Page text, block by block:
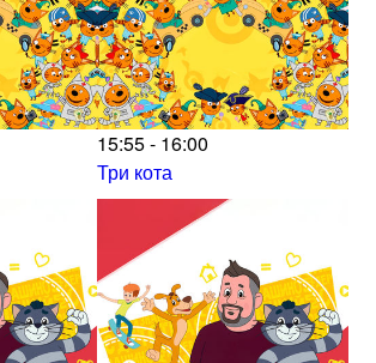
15:55 - 16:00
Три кота